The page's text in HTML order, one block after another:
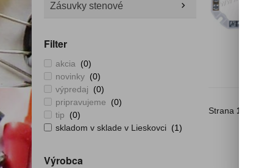
Zásuvky stenové
Filter
akcia
(0)
novinky (0)
výpredaj
(0)
pripravujeme
(0)
tip
(0)
skladom v sklade v Lieskovci (1)
Výrobca
Strana 1